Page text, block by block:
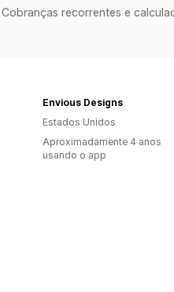
recorrentes e
Envious Designs
Estados Unidos
Aproximadamente 4 anos
usando o app